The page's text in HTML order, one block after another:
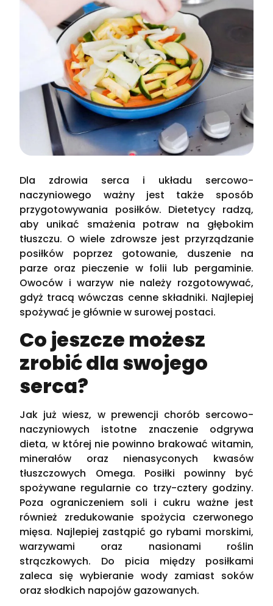
Dla zdrowia serca i układu sercowo-
naczyniowego ważny jest także sposób
przygotowywania posiłków. Dietetycy radzą,
aby unikać smażenia potraw na głębokim
tłuszczu. O wiele zdrowsze jest przyrządzanie
posiłków poprzez gotowanie, duszenie na
parze oraz pieczenie w folii lub pergaminie.
Owoców i warzyw nie należy rozgotowywać,
gdyż tracą wówczas cenne składniki. Najlepiej
spożywać je głównie w surowej postaci.
Co jeszcze możesz
zrobić dla swojego
serca?
Jak już wiesz, w prewencji chorób sercowo-
naczyniowych istotne znaczenie odgrywa
dieta, w której nie powinno brakować witamin,
minerałów oraz nienasyconych kwasów
tłuszczowych Omega. Posiłki powinny być
spożywane regularnie co trzy-cztery godziny.
Poza ograniczeniem soli i cukru ważne jest
również zredukowanie spożycia czerwonego
mięsa. Najlepiej zastąpić go rybami morskimi,
warzywami oraz nasionami roślin
strączkowych. Do picia między posiłkami
zaleca się wybieranie wody zamiast soków
oraz słodkich napojów gazowanych.